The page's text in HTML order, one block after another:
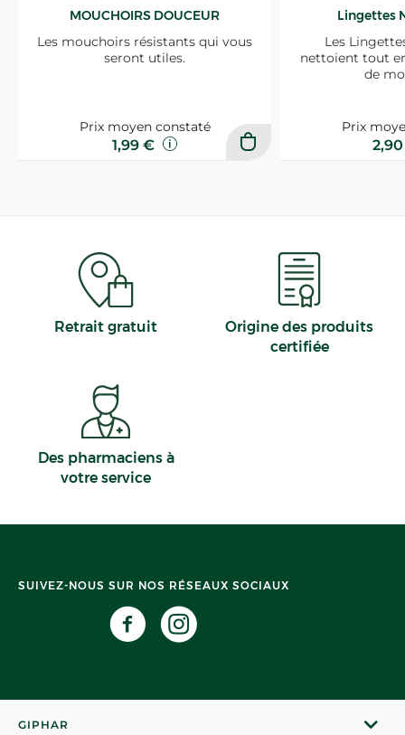
MOUCHOIRS DOUCEUR
Les mouchoirs résistants qui vous
seront utiles.
Prix moyen constaté
1,99 €
Lingettes
Les
nettoient tout
de
Prix
Retrait gratuit
Origine des produits
certifiée
Des pharmaciens à
votre service
SUIVEZ-NOUS SUR NOS RÉSEAUX SOCIAUX
GIPHAR